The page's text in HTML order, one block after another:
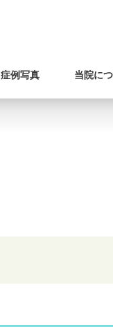
症例写真 当院に